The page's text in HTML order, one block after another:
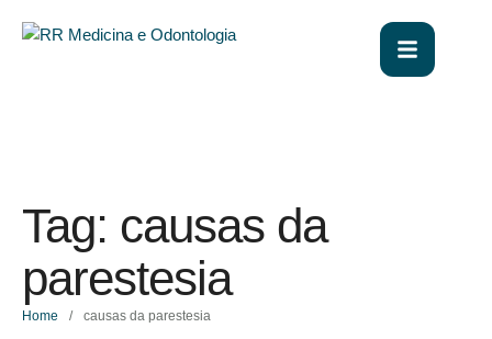
Tag: causas da
parestesia
Home / causas da parestesia